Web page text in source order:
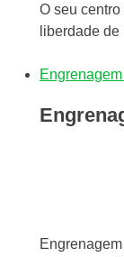
O seu
liberdade